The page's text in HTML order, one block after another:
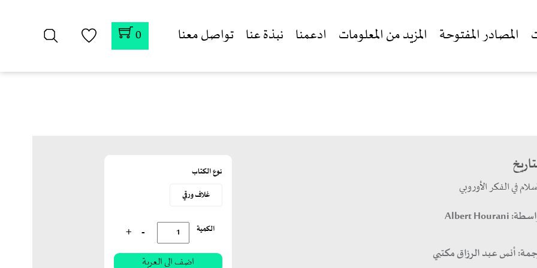
المصادر المفتوحة المزيد من المعلومات ادعمنا نبذة عنا تواصل معنا 0
في الفكر الأوروبي
أنس عبد الرزاق مكتبي
نوع الكتاب
غلاف ورقي
الكمية -
+